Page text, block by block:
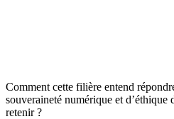
Comment cette filière entend
souveraineté numérique et
retenir ?